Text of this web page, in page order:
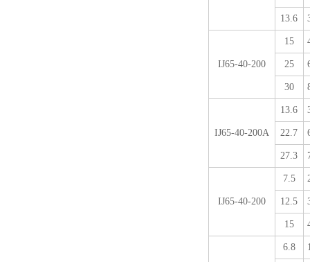
13.6
IJ65-40-200
15
25
30
IJ65-40-200A
13.6
22.7
27.3
IJ65-40-200
7.5
12.5
15
6.8